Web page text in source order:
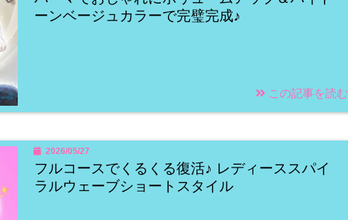
ーンベージュカラーで完璧完成♪
この記事を読む
2026/05/27
フルコースでくるくる復活♪ レディーススパイ
ラルウェーブショートスタイル